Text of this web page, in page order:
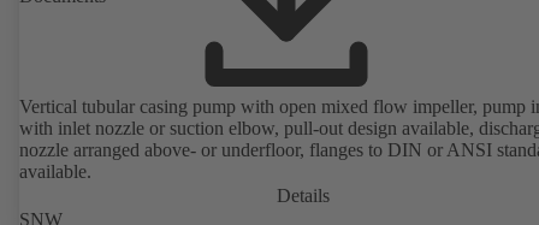
Vertical tubular casing pump with open mixed flow impeller, pump
with inlet nozzle or suction elbow, pull-out design available,
nozzle arranged above- or underfloor, flanges to DIN or ANSI
available.
Details
SNW